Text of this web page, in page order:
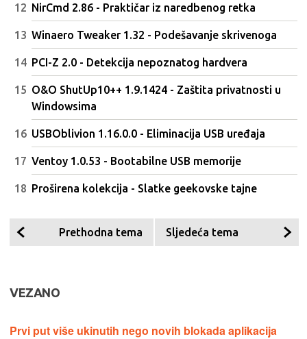
NirCmd 2.86 - Praktičar iz naredbenog retka
Winaero Tweaker 1.32 - Podešavanje skrivenoga
PCI-Z 2.0 - Detekcija nepoznatog hardvera
O&O ShutUp10++ 1.9.1424 - Zaštita privatnosti u
Windowsima
USBOblivion 1.16.0.0 - Eliminacija USB uređaja
Ventoy 1.0.53 - Bootabilne USB memorije
Proširena kolekcija - Slatke geekovske tajne
Prethodna tema Sljedeća tema
VEZANO
Prvi put više ukinutih nego novih blokada aplikacija